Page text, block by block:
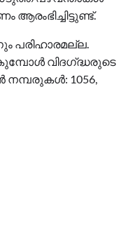
പരിഹാരമല്ല.
വിദഗ്‌ദ്ധരുടെ
1056,